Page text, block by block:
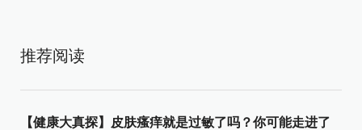
推荐阅读
【健康大真探】皮肤瘙痒就是过敏了吗？你可能走进了